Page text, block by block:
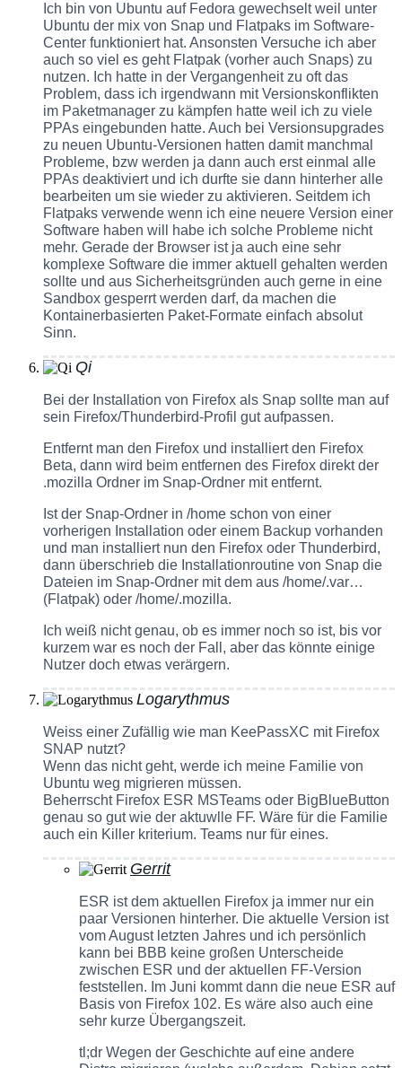
Ich bin von Ubuntu auf Fedora gewechselt weil unter
Ubuntu der mix von Snap und Flatpaks im Software-
Center funktioniert hat. Ansonsten Versuche ich aber
auch so viel es geht Flatpak (vorher auch Snaps) zu
nutzen. Ich hatte in der Vergangenheit zu oft das
Problem, dass ich irgendwann mit Versionskonflikten
im Paketmanager zu kämpfen hatte weil ich zu viele
PPAs eingebunden hatte. Auch bei Versionsupgrades
zu neuen Ubuntu-Versionen hatten damit manchmal
Probleme, bzw werden ja dann auch erst einmal alle
PPAs deaktiviert und ich durfte sie dann hinterher alle
bearbeiten um sie wieder zu aktivieren. Seitdem ich
Flatpaks verwende wenn ich eine neuere Version einer
Software haben will habe ich solche Probleme nicht
mehr. Gerade der Browser ist ja auch eine sehr
komplexe Software die immer aktuell gehalten werden
sollte und aus Sicherheitsgründen auch gerne in eine
Sandbox gesperrt werden darf, da machen die
Kontainerbasierten Paket-Formate einfach absolut
Sinn.
Qi
Bei der Installation von Firefox als Snap sollte man auf
sein Firefox/Thunderbird-Profil gut aufpassen.
Entfernt man den Firefox und installiert den Firefox
Beta, dann wird beim entfernen des Firefox direkt der
.mozilla Ordner im Snap-Ordner mit entfernt.
Ist der Snap-Ordner in /home schon von einer
vorherigen Installation oder einem Backup vorhanden
und man installiert nun den Firefox oder Thunderbird,
dann überschrieb die Installationroutine von Snap die
Dateien im Snap-Ordner mit dem aus /home/.var…
(Flatpak) oder /home/.mozilla.
Ich weiß nicht genau, ob es immer noch so ist, bis vor
kurzem war es noch der Fall, aber das könnte einige
Nutzer doch etwas verärgern.
Logarythmus
Weiss einer Zufällig wie man KeePassXC mit Firefox
SNAP nutzt?
Wenn das nicht geht, werde ich meine Familie von
Ubuntu weg migrieren müssen.
Beherrscht Firefox ESR MSTeams oder BigBlueButton
genau so gut wie der aktuwlle FF. Wäre für die Familie
auch ein Killer kriterium. Teams nur für eines.
Gerrit
ESR ist dem aktuellen Firefox ja immer nur ein
paar Versionen hinterher. Die aktuelle Version ist
vom August letzten Jahres und ich persönlich
kann bei BBB keine großen Unterscheide
zwischen ESR und der aktuellen FF-Version
feststellen. Im Juni kommt dann die neue ESR auf
Basis von Firefox 102. Es wäre also auch eine
sehr kurze Übergangszeit.
tl;dr Wegen der Geschichte auf eine andere